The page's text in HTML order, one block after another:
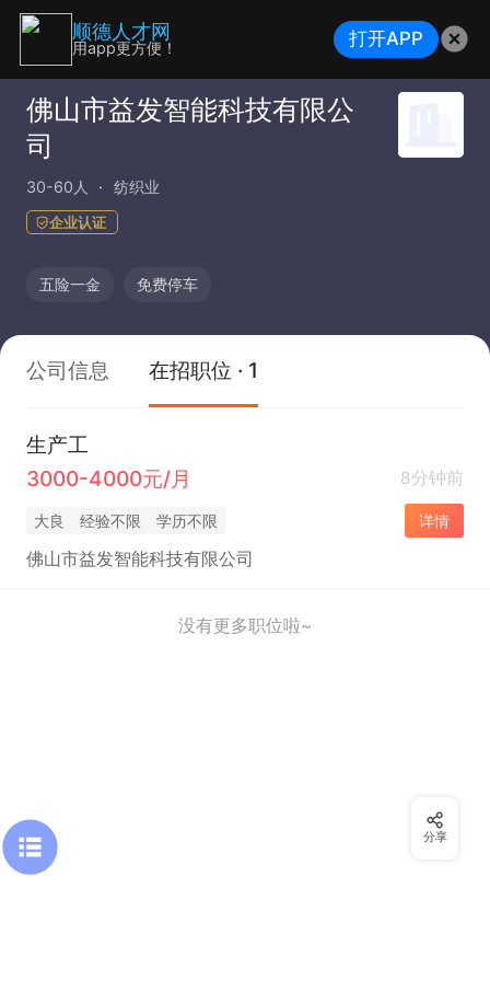
佛山市益发智能科技有限公
司
30-60人 纺织业
企业认证
五险一金 免费停车
公司信息 在招职位 · 1
生产工
3000-4000元/月
8分钟前
大良 经验不限 学历不限 详情
佛山市益发智能科技有限公司
没有更多职位啦~
分享
顺德人才网
用app更方便！ 打开APP